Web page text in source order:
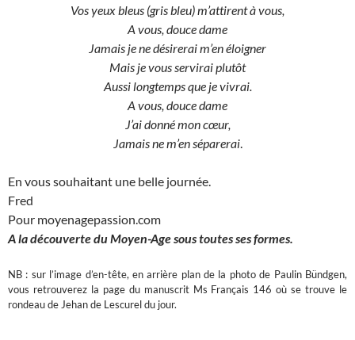
Vos yeux bleus (gris bleu) m’attirent à vous,
A vous, douce dame
Jamais je ne désirerai m’en éloigner
Mais je vous servirai plutôt
Aussi longtemps que je vivrai.
A vous, douce dame
J’ai donné mon cœur,
Jamais ne m’en séparerai.
En vous souhaitant une belle journée.
Fred
Pour moyenagepassion.com
A la découverte du Moyen-Age sous toutes ses formes.
NB : sur l’image d’en-tête, en arrière plan de la photo de Paulin Bündgen,
vous retrouverez la page du manuscrit Ms Français 146 où se trouve le
rondeau de Jehan de Lescurel du jour.